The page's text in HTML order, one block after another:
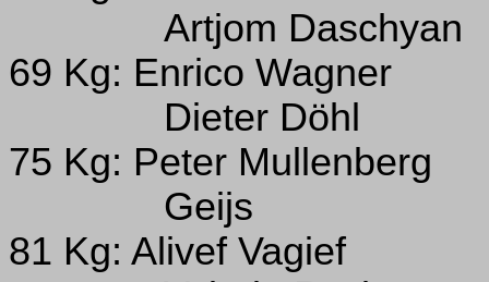
Artjom Daschyan
69 Kg: Enrico Wagner
Dieter Döhl
75 Kg: Peter Mullenberg
Geijs
81 Kg: Alivef Vagief